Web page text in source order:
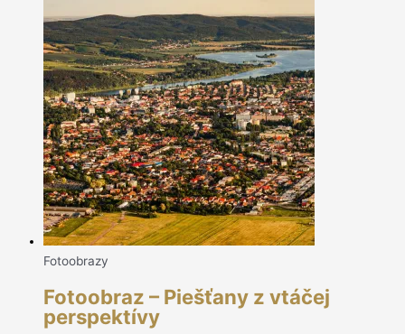
Fotoobrazy
Fotoobraz – Piešťany z vtáčej
perspektívy